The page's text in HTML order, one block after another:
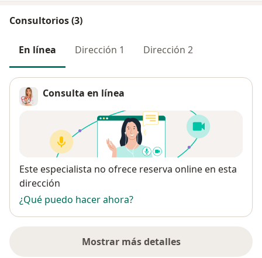
Consultorios (3)
En línea Dirección 1 Dirección 2
Consulta en línea
Disponibilidad
Este especialista no ofrece reserva online en esta
dirección
¿Qué puedo hacer ahora?
Mostrar más detalles
sobre la dirección